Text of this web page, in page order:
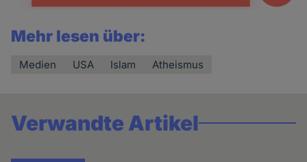
Mehr lesen über:
Medien USA Islam Atheismus
Verwandte Artikel